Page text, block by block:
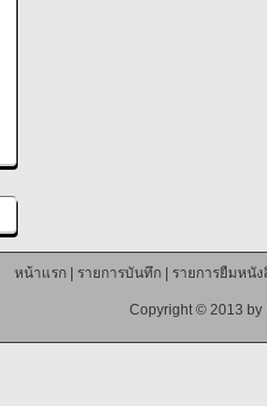
หน้าแรก| รายการบันทึก| รายการยืมหนัง
Copyright © 2013